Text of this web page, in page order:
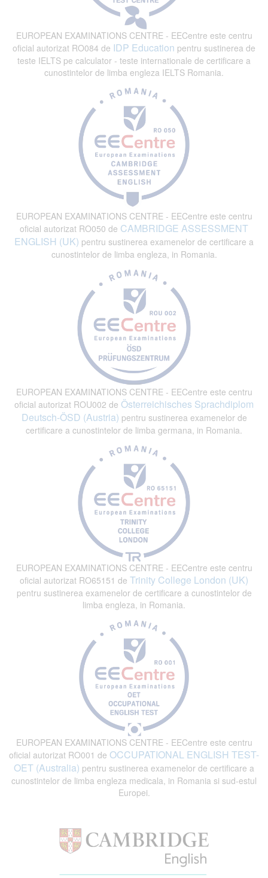
EUROPEAN EXAMINATIONS CENTRE - EECentre este centru
oficial autorizat RO084 de IDP Education pentru sustinerea de
teste IELTS pe calculator - teste internationale de certificare a
cunostintelor de limba engleza IELTS Romania.
EUROPEAN EXAMINATIONS CENTRE - EECentre este centru
oficial autorizat RO050 de CAMBRIDGE ASSESSMENT
ENGLISH (UK) pentru sustinerea examenelor de certificare a
cunostintelor de limba engleza, in Romania.
EUROPEAN EXAMINATIONS CENTRE - EECentre este centru
oficial autorizat ROU002 de Österreichisches Sprachdiplom
Deutsch-ÖSD (Austria) pentru sustinerea examenelor de
certificare a cunostintelor de limba germana, in Romania.
EUROPEAN EXAMINATIONS CENTRE - EECentre este centru
oficial autorizat RO65151 de Trinity College London (UK)
pentru sustinerea examenelor de certificare a cunostintelor de
limba engleza, in Romania.
EUROPEAN EXAMINATIONS CENTRE - EECentre este centru
oficial autorizat RO001 de OCCUPATIONAL ENGLISH TEST-
OET (Australia) pentru sustinerea examenelor de certificare a
cunostintelor de limba engleza medicala, in Romania si sud-estul
Europei.